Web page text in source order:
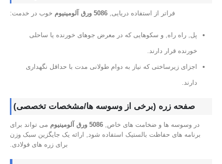
فراتر از استفاده دریایی, 5086 ورق آلومینیوم خوب در خدمت:
پل, راه راه, و سکوهایی که در معرض جوهای خورنده یا ساحلی
خورنده قرار دارند.
اجزای زیرساختی که نیاز به دوام طولانی مدت با حداقل نگهداری
دارند.
صفحه زره (برخی از وسوسه ها/مشخصات تخصصی)
در وسوسه ها و ضخامت های خاص, 5086 ورق آلومینیوم
می تواند برای
برنامه های حفاظت بالستیک استفاده شود, ارائه یک جایگزین سبک وزن
برای زره ​​های فولادی.